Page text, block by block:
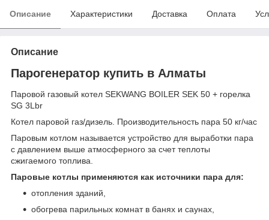
Описание Характеристики Доставка Оплата
Описание
Парогенератор купить в Алматы
Паровой газовый котел SEKWANG BOILER SEK 50 + горелка
SG 3Lbr
Котел паровой газ/дизель. Производительность пара 50 кг/час
Паровым котлом называется устройство для выработки пара
с давлением выше атмосферного за счет теплоты
сжигаемого топлива.
Паровые котлы применяются как источники пара для:
отопления зданий,
обогрева парильных комнат в банях и саунах,